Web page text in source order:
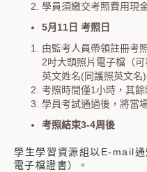
學員須繳交考照費用現
5月 11 日 考照日
由監考人員帶領註冊考
2吋大頭照片電子檔（
英文姓名(同護照英文名)
考照時間僅1小時，其
學員考試通過後，將當
考照結束3-4周後
學生學習資源組以E-mail
電子檔證書）。